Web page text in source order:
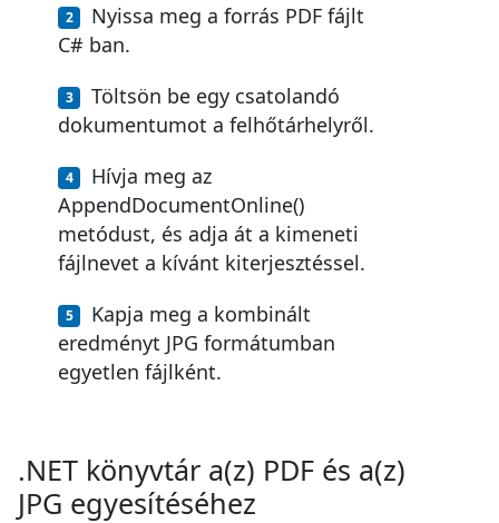
Nyissa meg a forrás PDF fájlt
C# ban.
Töltsön be egy csatolandó
dokumentumot a felhőtárhelyről.
Hívja meg az
AppendDocumentOnline()
metódust, és adja át a kimeneti
fájlnevet a kívánt kiterjesztéssel.
Kapja meg a kombinált
eredményt JPG formátumban
egyetlen fájlként.
.NET könyvtár a(z) PDF és a(z)
JPG egyesítéséhez